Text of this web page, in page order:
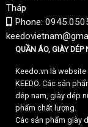
Tháp
Phone:
QUẦN ÁO, GIÀY DÉP
Keedo.vn là
KEEDO. Các sản
dép nam, giày dép
phẩm chất lượng.
Các sản phẩm giày